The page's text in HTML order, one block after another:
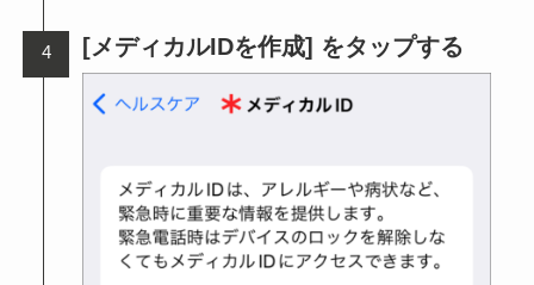
[メディカルIDを作成] をタップする